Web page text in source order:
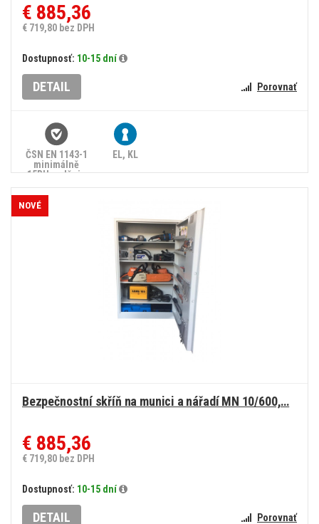
€ 885,36
€ 719,80 bez DPH
Dostupnosť: 10-15 dní
DETAIL Porovnať
ČSN EN 1143-1
minimálně
15RU, splňuje
90/2024 Sb.
EL, KL
Bezpečnostní skříň na munici a nářadí MN 10/600,…
€ 885,36
€ 719,80 bez DPH
Dostupnosť: 10-15 dní
DETAIL Porovnať
NOVÉ